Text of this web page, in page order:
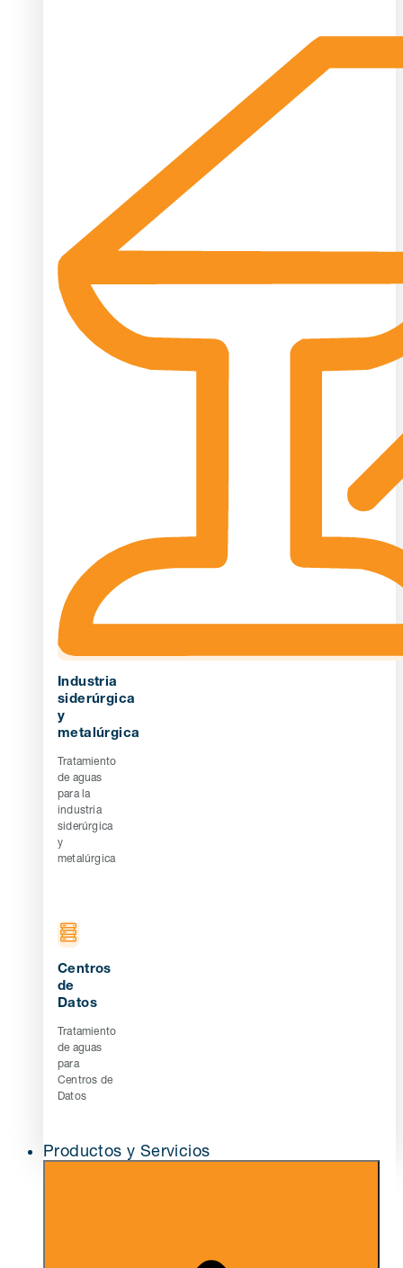
Industria
siderúrgica
y
metalúrgica
Tratamiento
de aguas
para la
industria
siderúrgica
y
metalúrgica
Centros
de
Datos
Tratamiento
de aguas
para
Centros de
Datos
Productos y Servicios